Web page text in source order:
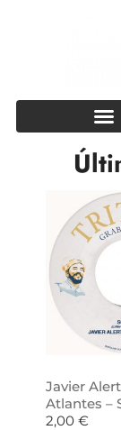
Javier
Atlantes –
2,00 €